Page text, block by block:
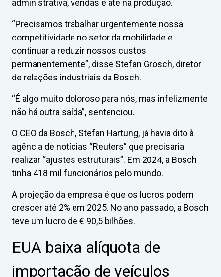
administrativa, vendas e até na produção.
“Precisamos trabalhar urgentemente nossa
competitividade no setor da mobilidade e
continuar a reduzir nossos custos
permanentemente”, disse Stefan Grosch, diretor
de relações industriais da Bosch.
“É algo muito doloroso para nós, mas infelizmente
não há outra saída”, sentenciou.
O CEO da Bosch, Stefan Hartung, já havia dito à
agência de notícias “Reuters” que precisaria
realizar “ajustes estruturais”. Em 2024, a Bosch
tinha 418 mil funcionários pelo mundo.
A projeção da empresa é que os lucros podem
crescer até 2% em 2025. No ano passado, a Bosch
teve um lucro de € 90,5 bilhões.
EUA baixa alíquota de
importação de veículos